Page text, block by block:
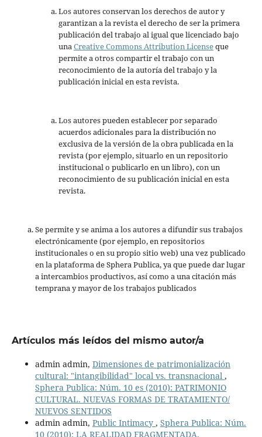
Los autores conservan los derechos de autor y
garantizan a la revista el derecho de ser la primera
publicación del trabajo al igual que licenciado bajo
unaCreative Commons Attribution Licenseque
permite a otros compartir el trabajo con un
reconocimiento de la autoría del trabajo y la
publicación inicial en esta revista.
Los autores pueden establecer por separado
acuerdos adicionales para la distribución no
exclusiva de la versión de la obra publicada en la
revista (por ejemplo, situarlo en un repositorio
institucional o publicarlo en un libro), con un
reconocimiento de su publicación inicial en esta
revista.
Se permite y se anima a los autores a difundir sus trabajos
electrónicamente (por ejemplo, en repositorios
institucionales o en su propio sitio web) una vez publicado
en la plataforma de Sphera Publica, ya que puede dar lugar
a intercambios productivos, así como a una citación más
temprana y mayor de los trabajos publicados
Artículos más leídos del mismo autor/a
admin admin, Dimensiones de patrimonialización
cultural: "intangibilidad" local vs. transnacional ,
Sphera Publica: Núm. 10 es (2010): PATRIMONIO
CULTURAL. NUEVAS FORMAS DE TRATAMIENTO/
NUEVOS SENTIDOS
admin admin, Public Intimacy , Sphera Publica: Núm.
10 (2010): LA REALIDAD FRAGMENTADA.